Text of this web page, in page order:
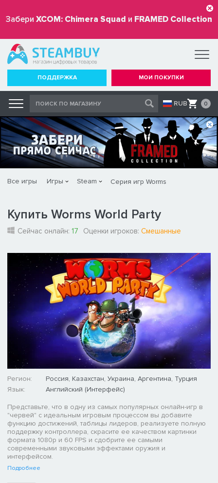
Забери XCOM: Chimera Squad и FRAMED Collection
бесплатно
ПОДДЕРЖКА МОИ ПОКУПКИ
RUB 0
Все игры Игры Steam Серия игр Worms
Купить Worms World Party
Сейчас онлайн: 17 Оценки игроков: Смешанные
Регион:
Россия, Казахстан, Украина, Аргентина, Турция
Язык:
Английский (Интерфейс)
Представьте, что в одну из самых популярных онлайн-игр в
"червей" с идеальным игровым процессом вы добавите
функцию достижений, таблицы лидеров, реализуете полную
поддержку контроллера, скрасите ее качеством картинки
формата 1080p и 60 FPS и сдобрите ее самыми
современными звуковыми эффектами оружия и
интерфейсом.
Подробнее